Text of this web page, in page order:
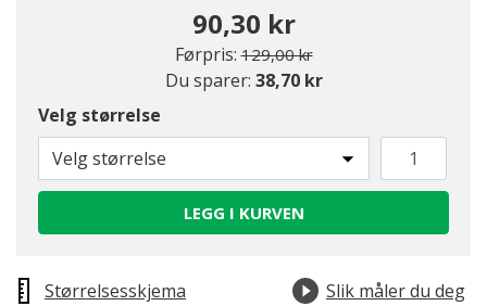
90,30 kr
Førpris: Pris redusert fra
129,00 krtil
Du sparer: 38,70 kr
Velg størrelse
Velg størrelse
LEGG I KURVEN
Størrelsesskjema
Slik måler du deg